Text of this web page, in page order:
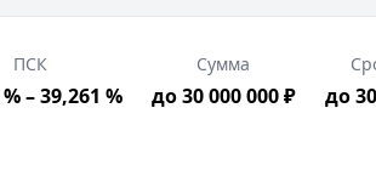
ПСК
– 39,261 %
Сумма
до 30 000 000 ₽ до